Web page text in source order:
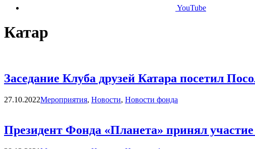
YouTube
Катар
Заседание Клуба друзей Катара посетил
27.10.2022Categories
Мероприятия, Новости, Новости фонда
Президент Фонда «Планета» принял